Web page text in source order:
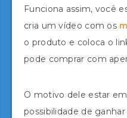
Funciona assim, você
cria um vídeo com os
o produto e coloca o
pode comprar com
O motivo dele estar
possibilidade de